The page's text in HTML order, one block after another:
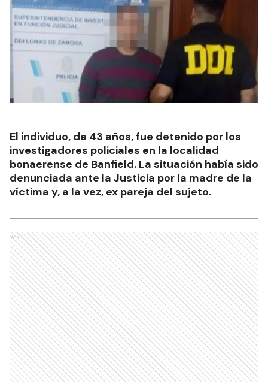
El individuo, de 43 años, fue detenido por los
investigadores policiales en la localidad
bonaerense de Banfield. La situación había sido
denunciada ante la Justicia por la madre de la
víctima y, a la vez, ex pareja del sujeto.
Ads